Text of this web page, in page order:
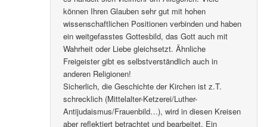
können Ihren Glauben sehr gut mit hohen
wissenschaftlichen Positionen verbinden und haben
ein weitgefasstes Gottesbild, das Gott auch mit
Wahrheit oder Liebe gleichsetzt. Ähnliche
Freigeister gibt es selbstverständlich auch in
anderen Religionen!
Sicherlich, die Geschichte der Kirchen ist z.T.
schrecklich (Mittelalter-Ketzerei/Luther-
Antijudaismus/Frauenbild…), wird in diesen Kreisen
aber reflektiert betrachtet und bearbeitet. Ein